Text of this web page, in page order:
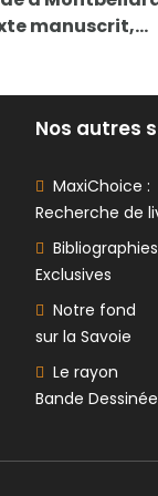
Nos autres
MaxiChoice :
Recherche de
Bibliographies
Exclusives
Notre fond
sur la Savoie
Le rayon
Bande Dessinée